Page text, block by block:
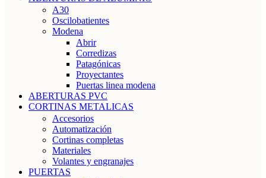
A30
Oscilobatientes
Modena
Abrir
Corredizas
Patagónicas
Proyectantes
Puertas linea modena
ABERTURAS PVC
CORTINAS METALICAS
Accesorios
Automatización
Cortinas completas
Materiales
Volantes y engranajes
PUERTAS